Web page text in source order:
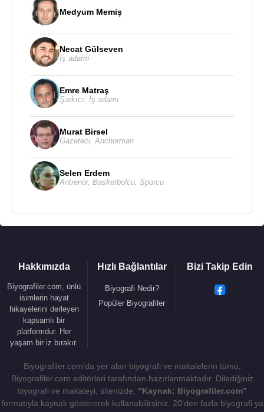
Medyum Memiş
Necat Gülseven
İş adamı
Emre Matraş
Şarkıcı İş adamı
Murat Birsel
Gazeteci Anchorman
Selen Erdem
Antrenör, Basketbolcu Sporcu
Hakkımızda
Biyografiler.com, ünlü
isimlerin hayat
hikayelerini derleyen
kapsamlı bir
platformdur. Her
yaşam bir iz bırakır.
Hızlı Bağlantılar
Biyografi Nedir?
Popüler Biyografiler
Bizi Takip Edin
Biyografiler.com'da yer alan biyografi ve makalelerin tümü,
Biyografiler.com editörleri tarafından hazırlanmaktadır. Dilediğiniz
biyografi ve makaleyi, sitenizde, "Kaynak: Biyografiler.com"
formatıyla kaynak göstererek kullanabilirsiniz. 20'den fazla biyografi ya